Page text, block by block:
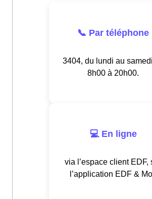
📞 Par téléphone
3404, du lundi au
8h00 à 20h00.
💻 En ligne
via l’espace client EDF,
l’application EDF &